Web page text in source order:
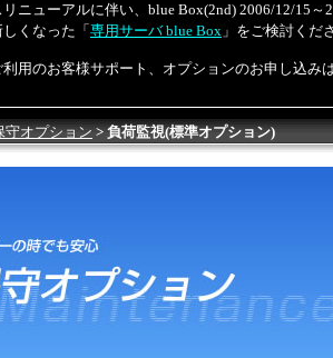
ニューアルに伴い、blue Box(2nd) 2006/12/15
くなった「 専用サーバ blue Box 」をご検討くだ
用のお客様サポート、オプションのお申し込み
守オプション > 負荷監視(標準オプション)